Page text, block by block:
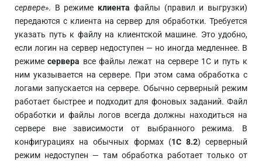
сервере». В режимеклиента файлы (правил и выгрузки)
передаются с клиента на сервер для обработки. Требуется
указать путь к файлу на клиентской машине. Это удобно,
если логин на сервер недоступен — но иногда медленнее. В
режимесервера все файлы лежат на сервере 1С и путь к
ним указывается на сервере. При этом сама обработка с
логами запускается на сервере. Обычно серверный режим
работает быстрее и подходит для фоновых заданий. Файл
обработки и файлы логов всегда должны находиться на
сервере вне зависимости от выбранного режима. В
конфигурациях на обычных формах (1С 8.2) серверный
режим недоступен — там обработка работает только от